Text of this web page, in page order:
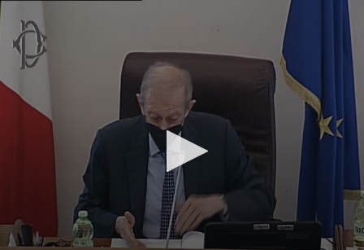
WebTV Camera dei Deputati
Vai al menu di navigazione
Contenuto
Fine contenuto
Vai al contenuto principale Vai al menu di navigazione